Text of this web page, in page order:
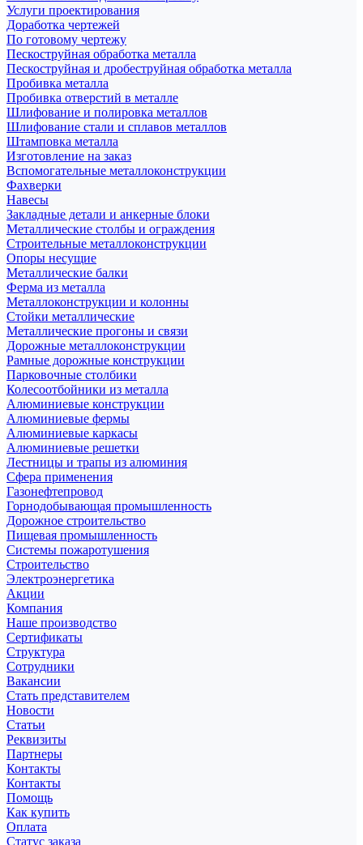
Услуги проектирования
Доработка чертежей
По готовому чертежу
Пескоструйная обработка металла
Пескоструйная и дробеструйная обработка металла
Пробивка металла
Пробивка отверстий в металле
Шлифование и полировка металлов
Шлифование стали и сплавов металлов
Штамповка металла
Изготовление на заказ
Вспомогательные металлоконструкции
Фахверки
Навесы
Закладные детали и анкерные блоки
Металлические столбы и ограждения
Строительные металлоконструкции
Опоры несущие
Металлические балки
Ферма из металла
Металлоконструкции и колонны
Стойки металлические
Металлические прогоны и связи
Дорожные металлоконструкции
Рамные дорожные конструкции
Парковочные столбики
Колесоотбойники из металла
Алюминиевые конструкции
Алюминиевые фермы
Алюминиевые каркасы
Алюминиевые решетки
Лестницы и трапы из алюминия
Сфера применения
Газонефтепровод
Горнодобывающая промышленность
Дорожное строительство
Пищевая промышленность
Системы пожаротушения
Строительство
Электроэнергетика
Акции
Компания
Наше производство
Сертификаты
Структура
Сотрудники
Вакансии
Стать представителем
Новости
Статьи
Реквизиты
Партнеры
Контакты
Контакты
Помощь
Как купить
Оплата
Статус заказа